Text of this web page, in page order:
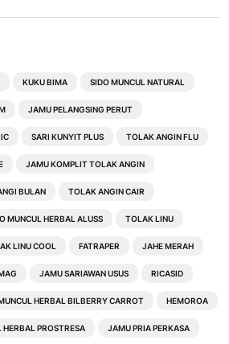
KUKU BIMA SIDO MUNCUL NATURAL
JAMU PELANGSING PERUT
SARI KUNYIT PLUS TOLAK ANGIN FLU
JAMU KOMPLIT TOLAK ANGIN
BULAN TOLAK ANGIN CAIR
MUNCUL HERBAL ALUSS TOLAK LINU
LINU COOL FATRAPER JAHE MERAH
JAMU SARIAWAN USUS RICASID
HERBAL BILBERRY CARROT HEMOROA
HERBAL PROSTRESA JAMU PRIA PERKASA